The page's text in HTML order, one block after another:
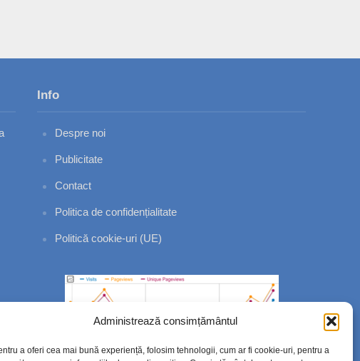
Administrează consimțământul
a oferi cea mai bună experiență, folosim tehnologii, cum ar fi cookie-uri, pentru a
Info
Despre noi
Publicitate
Contact
Politica de confidențialitate
Politică cookie-uri (UE)